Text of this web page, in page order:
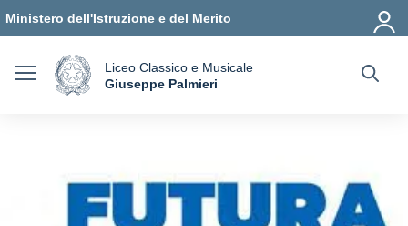
Ministero dell'Istruzione e del Merito
Liceo Classico e Musicale
Giuseppe Palmieri